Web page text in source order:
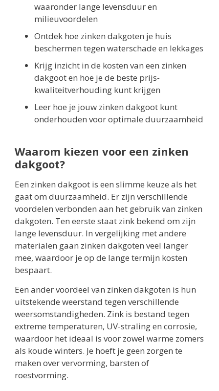
waaronder lange levensduur en
milieuvoordelen
Ontdek hoe zinken dakgoten je huis
beschermen tegen waterschade en lekkages
Krijg inzicht in de kosten van een zinken
dakgoot en hoe je de beste prijs-
kwaliteitverhouding kunt krijgen
Leer hoe je jouw zinken dakgoot kunt
onderhouden voor optimale duurzaamheid
Waarom kiezen voor een zinken
dakgoot?
Een zinken dakgoot is een slimme keuze als het
gaat om duurzaamheid. Er zijn verschillende
voordelen verbonden aan het gebruik van zinken
dakgoten. Ten eerste staat zink bekend om zijn
lange levensduur. In vergelijking met andere
materialen gaan zinken dakgoten veel langer
mee, waardoor je op de lange termijn kosten
bespaart.
Een ander voordeel van zinken dakgoten is hun
uitstekende weerstand tegen verschillende
weersomstandigheden. Zink is bestand tegen
extreme temperaturen, UV-straling en corrosie,
waardoor het ideaal is voor zowel warme zomers
als koude winters. Je hoeft je geen zorgen te
maken over vervorming, barsten of
roestvorming.